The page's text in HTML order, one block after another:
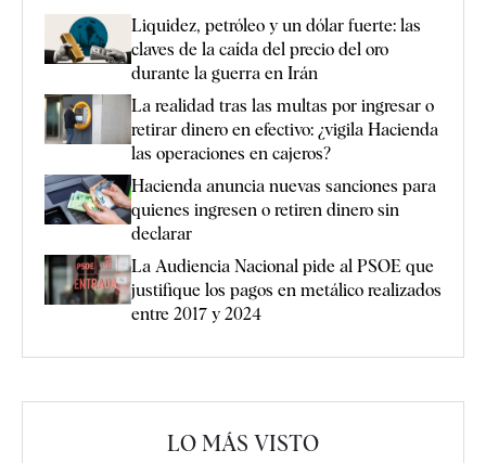
Liquidez, petróleo y un dólar fuerte: las
claves de la caída del precio del oro
durante la guerra en Irán
La realidad tras las multas por ingresar o
retirar dinero en efectivo: ¿vigila Hacienda
las operaciones en cajeros?
Hacienda anuncia nuevas sanciones para
quienes ingresen o retiren dinero sin
declarar
La Audiencia Nacional pide al PSOE que
justifique los pagos en metálico realizados
entre 2017 y 2024
LO MÁS VISTO